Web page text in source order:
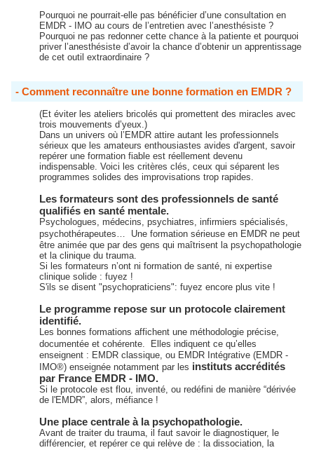
Pourquoi ne pourrait-elle pas bénéficier d’une consultation en
EMDR - IMO au cours de l’entretien avec l’anesthésiste ?
Pourquoi ne pas redonner cette chance à la patiente et pourquoi
priver l’anesthésiste d’avoir la chance d’obtenir un apprentissage
de cet outil extraordinaire ?
- Comment reconnaître une bonne formation en EMDR ?
(Et éviter les ateliers bricolés qui promettent des miracles avec
trois mouvements d’yeux.)
Dans un univers où l’EMDR attire autant les professionnels
sérieux que les amateurs enthousiastes avides d'argent, savoir
repérer une formation fiable est réellement devenu
indispensable. Voici les critères clés, ceux qui séparent les
programmes solides des improvisations trop rapides.
Les formateurs sont des professionnels de santé
qualifiés en santé mentale.
Psychologues, médecins, psychiatres, infirmiers spécialisés,
psychothérapeutes… Une formation sérieuse en EMDR ne peut
être animée que par des gens qui maîtrisent la psychopathologie
et la clinique du trauma.
Si les formateurs n’ont ni formation de santé, ni expertise
clinique solide : fuyez !
S'ils se disent "psychopraticiens": fuyez encore plus vite !
Le programme repose sur un protocole clairement
identifié.
Les bonnes formations affichent une méthodologie précise,
documentée et cohérente. Elles indiquent ce qu’elles
enseignent : EMDR classique, ou EMDR Intégrative (EMDR -
IMO®) enseignée notamment par les instituts accrédités
par France EMDR - IMO.
Si le protocole est flou, inventé, ou redéfini de manière “dérivée
de l'EMDR”, alors, méfiance !
Une place centrale à la psychopathologie.
Avant de traiter du trauma, il faut savoir le diagnostiquer, le
différencier, et repérer ce qui relève de : la dissociation, la